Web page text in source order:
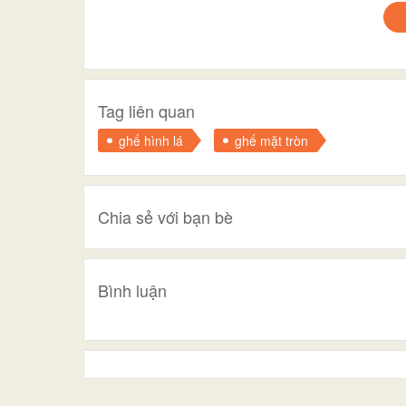
Tag liên quan
ghế hình lá ghế mặt tròn
Chia sẻ với bạn bè
Bình luận